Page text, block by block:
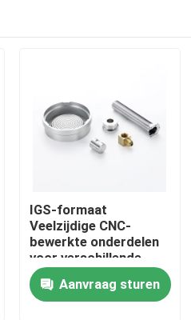
IGS-formaat
Veelzijdige CNC-
bewerkte onderdelen
voor verschillende
productieprocessen
OEM ODMAanvraag sturen